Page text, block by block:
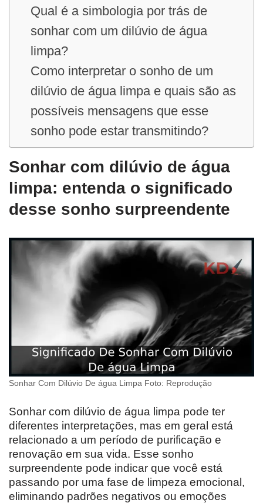
Qual é a simbologia por trás de
sonhar com um dilúvio de água
limpa?
Como interpretar o sonho de um
dilúvio de água limpa e quais são as
possíveis mensagens que esse
sonho pode estar transmitindo?
Sonhar com dilúvio de água
limpa: entenda o significado
desse sonho surpreendente
Sonhar Com Dilúvio De água Limpa Foto: Reprodução
Sonhar com dilúvio de água limpa pode ter
diferentes interpretações, mas em geral está
relacionado a um período de purificação e
renovação em sua vida. Esse sonho
surpreendente pode indicar que você está
passando por uma fase de limpeza emocional,
eliminando padrões negativos ou emoções